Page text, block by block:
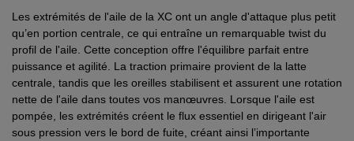
Les extrémités de l'aile de la XC ont un angle d'attaque plus petit
qu’en portion centrale, ce qui entraîne un remarquable twist du
profil de l'aile. Cette conception offre l'équilibre parfait entre
puissance et agilité. La traction primaire provient de la latte
centrale, tandis que les oreilles stabilisent et assurent une rotation
nette de l'aile dans toutes vos manœuvres. Lorsque l'aile est
pompée, les extrémités créent le flux essentiel en dirigeant l'air
sous pression vers le bord de fuite, créant ainsi l’importante